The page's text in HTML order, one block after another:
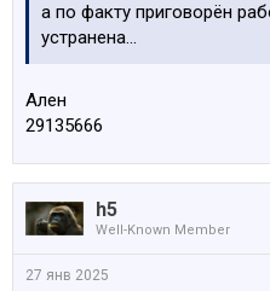
а по факту приговорён
устранена...
Ален
29135666
h5
Well-Known Member
27 янв 2025